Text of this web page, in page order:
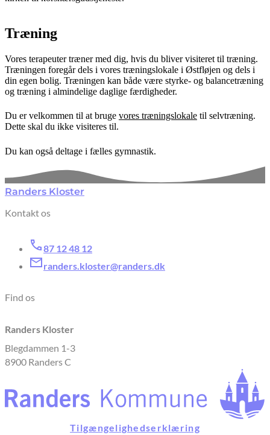
Træning
Vores terapeuter træner med dig, hvis du bliver visiteret til træning.
Træningen foregår dels i vores træningslokale i Østfløjen og dels i
din egen bolig. Træningen kan både være styrke- og balancetræning
og træning i almindelige daglige færdigheder.
Du er velkommen til at bruge vores træningslokale til selvtræning.
Dette skal du ikke visiteres til.
Du kan også deltage i fælles gymnastik.
Randers Kloster
Kontakt os
87 12 48 12
randers.kloster@randers.dk
Find os
Randers Kloster
Blegdammen 1-3
8900 Randers C
Tilgængelighedserklæring